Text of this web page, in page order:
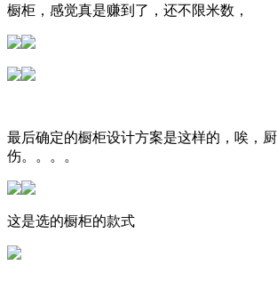
橱柜，感觉真是赚到了，还不限米数，
最后确定的橱柜设计方案是这样的，唉，
伤。。。。
这是选的橱柜的款式